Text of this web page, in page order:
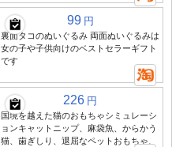
99 円
裏面タコのぬいぐるみ 両面ぬいぐるみは
女の子や子供向けのベストセラーギフト
です
226 円
国境を越えた猫のおもちゃシミュレーシ
ョンキャットニップ、麻袋魚、からかう
猫、歯ぎしり、退屈なペットおもちゃ、